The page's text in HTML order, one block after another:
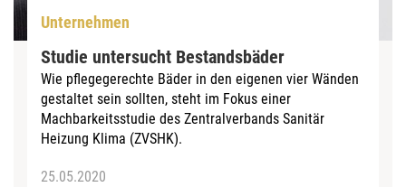
Unternehmen
Studie untersucht Bestandsbäder
Wie pflegegerechte Bäder in den eigenen vier Wänden
gestaltet sein sollten, steht im Fokus einer
Machbarkeitsstudie des Zentralverbands Sanitär
Heizung Klima (ZVSHK).
25.05.2020